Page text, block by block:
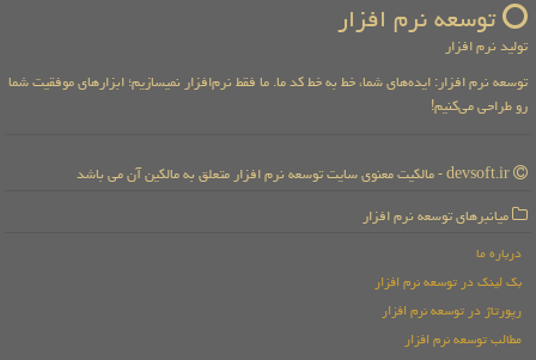
توسعه نرم افزار
تولید نرم افزار
توسعه نرم افزار: ایده‌های شما، خط به خط کد ما. ما فقط نرم‌افزار نمیسازیم؛ ابزارهای موفقیت شما
رو طراحی می‌کنیم!
میانبرهای توسعه نرم افزار
درباره ما
بک لینک در توسعه نرم افزار
رپورتاژ در توسعه نرم افزار
مطالب توسعه نرم افزار